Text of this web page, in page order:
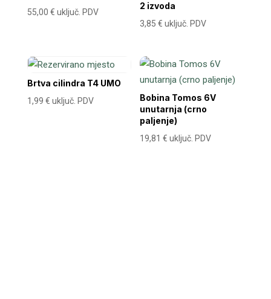
55,00 € uključ. PDV
2 izvoda
3,85€ uključ. PDV
Brtva cilindra T4 UMO
1,99 € uključ. PDV
Bobina Tomos 6V
unutarnja (crno
paljenje)
19,81€ uključ. PDV